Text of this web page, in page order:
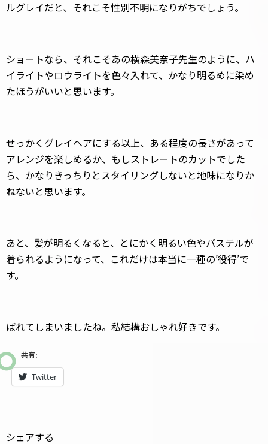
ルグレイだと、それこそ性別不明になりがちでしょう。
ショートなら、それこそあの横森美奈子先生のように、ハ
イライトやロウライトを色々入れて、かなり明るめに染め
たほうがいいと思います。
せっかくグレイヘアにする以上、ある程度の長さがあって
アレンジを楽しめるか、もしストレートのカットでした
ら、かなりきっちりとスタイリングしないと地味になりか
ねないと思います。
あと、髪が明るくなると、とにかく明るい色やパステルが
着られるようになって、これだけは本当に一種の’役得’で
す。
ばれてしまいましたね。私結構おしゃれ好きです。
共有:
Twitter
シェアする